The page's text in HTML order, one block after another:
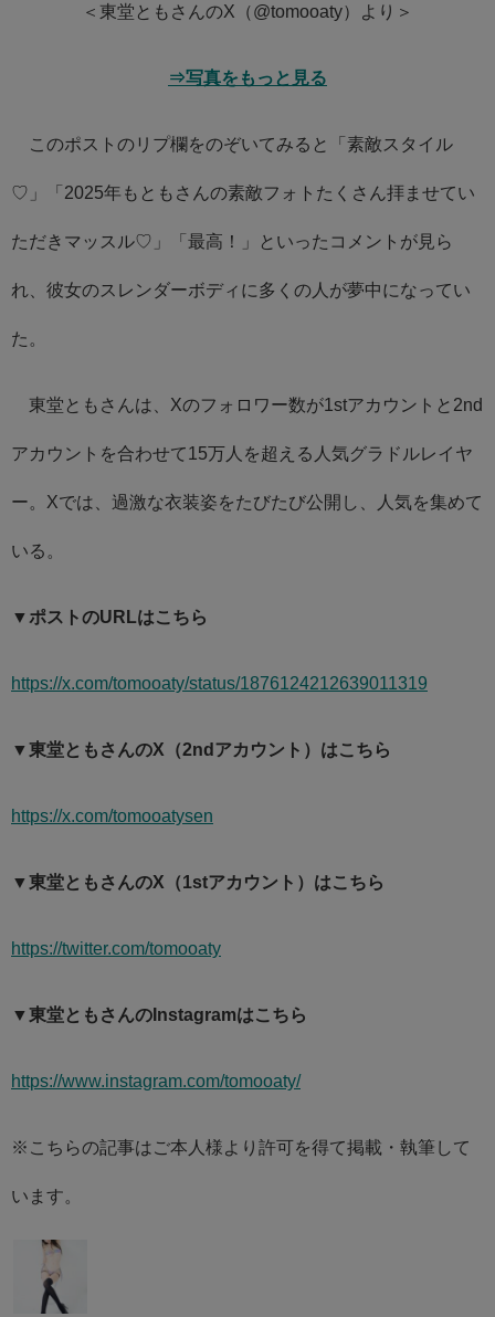
＜東堂ともさんのX（@tomooaty）より＞
⇒写真をもっと見る
このポストのリプ欄をのぞいてみると「素敵スタイル
♡」「2025年もともさんの素敵フォトたくさん拝ませてい
ただきマッスル♡」「最高！」といったコメントが見ら
れ、彼女のスレンダーボディに多くの人が夢中になってい
た。
東堂ともさんは、Xのフォロワー数が1stアカウントと2nd
アカウントを合わせて15万人を超える人気グラドルレイヤ
ー。Xでは、過激な衣装姿をたびたび公開し、人気を集めて
いる。
▼ポストのURLはこちら
https://x.com/tomooaty/status/1876124212639011319
▼東堂ともさんのX（2ndアカウント）はこちら
https://x.com/tomooatysen
▼東堂ともさんのX（1stアカウント）はこちら
https://twitter.com/tomooaty
▼東堂ともさんのInstagramはこちら
https://www.instagram.com/tomooaty/
※こちらの記事はご本人様より許可を得て掲載・執筆して
います。